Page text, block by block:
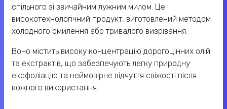
спільного зі звичайним лужним милом. Це
високотехнологічний продукт, виготовлений методом
холодного омилення або тривалого визрівання.
Воно містить високу концентрацію дорогоцінних олій
та екстрактів, що забезпечують легку природну
ексфоліацію та неймовірне відчуття свіжості після
кожного використання.